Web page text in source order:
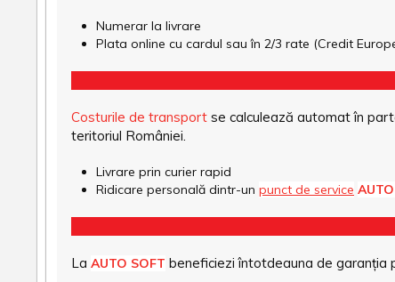
Numerar la livrare
Plata online cu cardul sau în 2/3 rate (Credit
Costurile de transport se calculează automat în
teritoriul României.
Livrare prin curier rapid
Ridicare personală dintr-un punct de service
La AUTO SOFT beneficiezi întotdeauna de garanția